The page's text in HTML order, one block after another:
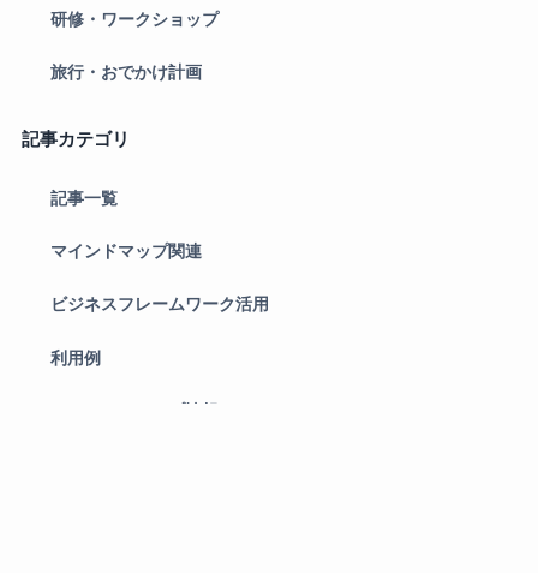
研修・ワークショップ
旅行・おでかけ計画
記事カテゴリ
記事一覧
マインドマップ関連
ビジネスフレームワーク活用
利用例